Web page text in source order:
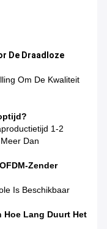
De Draadloze
Om De Kwaliteit
1-2
Dan
Zender
Is Beschikbaar
Hoe Lang Duurt Het